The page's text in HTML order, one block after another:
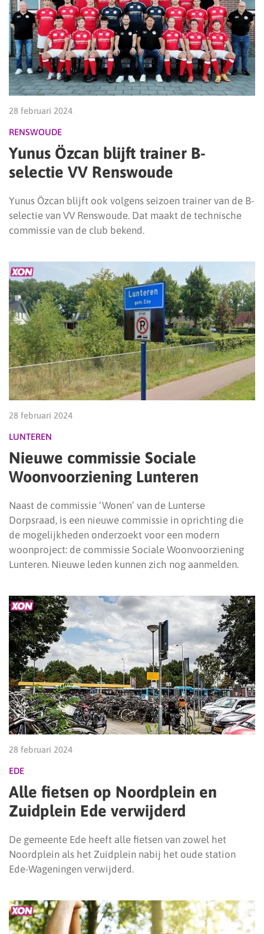
28 februari 2024
RENSWOUDE
Yunus Özcan blijft trainer B-
selectie VV Renswoude
Yunus Özcan blijft ook volgens seizoen trainer van de B-
selectie van VV Renswoude. Dat maakt de technische
commissie van de club bekend.
28 februari 2024
LUNTEREN
Nieuwe commissie Sociale
Woonvoorziening Lunteren
Naast de commissie ‘Wonen’ van de Lunterse
Dorpsraad, is een nieuwe commissie in oprichting die
de mogelijkheden onderzoekt voor een modern
woonproject: de commissie Sociale Woonvoorziening
Lunteren. Nieuwe leden kunnen zich nog aanmelden.
28 februari 2024
EDE
Alle fietsen op Noordplein en
Zuidplein Ede verwijderd
De gemeente Ede heeft alle fietsen van zowel het
Noordplein als het Zuidplein nabij het oude station
Ede-Wageningen verwijderd.